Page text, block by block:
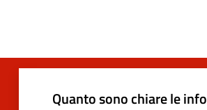
Quanto sono chiare le